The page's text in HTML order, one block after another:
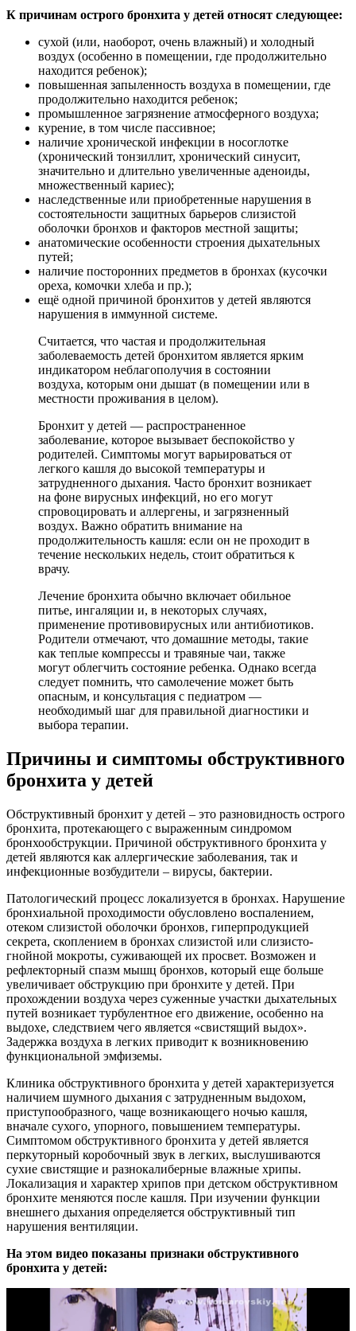
К причинам острого бронхита у детей относят следующее:
сухой (или, наоборот, очень влажный) и холодный
воздух (особенно в помещении, где продолжительно
находится ребенок);
повышенная запыленность воздуха в помещении, где
продолжительно находится ребенок;
промышленное загрязнение атмосферного воздуха;
курение, в том числе пассивное;
наличие хронической инфекции в носоглотке
(хронический тонзиллит, хронический синусит,
значительно и длительно увеличенные аденоиды,
множественный кариес);
наследственные или приобретенные нарушения в
состоятельности защитных барьеров слизистой
оболочки бронхов и факторов местной защиты;
анатомические особенности строения дыхательных
путей;
наличие посторонних предметов в бронхах (кусочки
ореха, комочки хлеба и пр.);
ещё одной причиной бронхитов у детей являются
нарушения в иммунной системе.
Считается, что частая и продолжительная
заболеваемость детей бронхитом является ярким
индикатором неблагополучия в состоянии
воздуха, которым они дышат (в помещении или в
местности проживания в целом).
Бронхит у детей — распространенное
заболевание, которое вызывает беспокойство у
родителей. Симптомы могут варьироваться от
легкого кашля до высокой температуры и
затрудненного дыхания. Часто бронхит возникает
на фоне вирусных инфекций, но его могут
спровоцировать и аллергены, и загрязненный
воздух. Важно обратить внимание на
продолжительность кашля: если он не проходит в
течение нескольких недель, стоит обратиться к
врачу.
Лечение бронхита обычно включает обильное
питье, ингаляции и, в некоторых случаях,
применение противовирусных или антибиотиков.
Родители отмечают, что домашние методы, такие
как теплые компрессы и травяные чаи, также
могут облегчить состояние ребенка. Однако всегда
следует помнить, что самолечение может быть
опасным, и консультация с педиатром —
необходимый шаг для правильной диагностики и
выбора терапии.
Причины и симптомы обструктивного
бронхита у детей
Обструктивный бронхит у детей – это разновидность острого
бронхита, протекающего с выраженным синдромом
бронхообструкции. Причиной обструктивного бронхита у
детей являются как аллергические заболевания, так и
инфекционные возбудители – вирусы, бактерии.
Патологический процесс локализуется в бронхах. Нарушение
бронхиальной проходимости обусловлено воспалением,
отеком слизистой оболочки бронхов, гиперпродукцией
секрета, скоплением в бронхах слизистой или слизисто-
гнойной мокроты, суживающей их просвет. Возможен и
рефлекторный спазм мышц бронхов, который еще больше
увеличивает обструкцию при бронхите у детей. При
прохождении воздуха через суженные участки дыхательных
путей возникает турбулентное его движение, особенно на
выдохе, следствием чего является «свистящий выдох».
Задержка воздуха в легких приводит к возникновению
функциональной эмфиземы.
Клиника обструктивного бронхита у детей характеризуется
наличием шумного дыхания с затрудненным выдохом,
приступообразного, чаще возникающего ночью кашля,
вначале сухого, упорного, повышением температуры.
Симптомом обструктивного бронхита у детей является
перкуторный коробочный звук в легких, выслушиваются
сухие свистящие и разнокалиберные влажные хрипы.
Локализация и характер хрипов при детском обструктивном
бронхите меняются после кашля. При изучении функции
внешнего дыхания определяется обструктивный тип
нарушения вентиляции.
На этом видео показаны признаки обструктивного
бронхита у детей: